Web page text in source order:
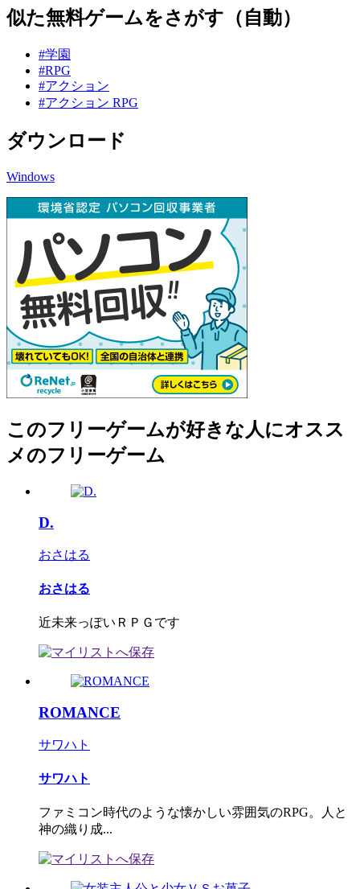
似た無料ゲームをさがす（自動）
#学園
#RPG
#アクション
#アクション RPG
ダウンロード
Windows
このフリーゲームが好きな人にオスス
メのフリーゲーム
D.
おさはる
おさはる
近未来っぽいＲＰＧです
ROMANCE
サワハト
サワハト
ファミコン時代のような懐かしい雰囲気のRPG。人と
神の織り成...